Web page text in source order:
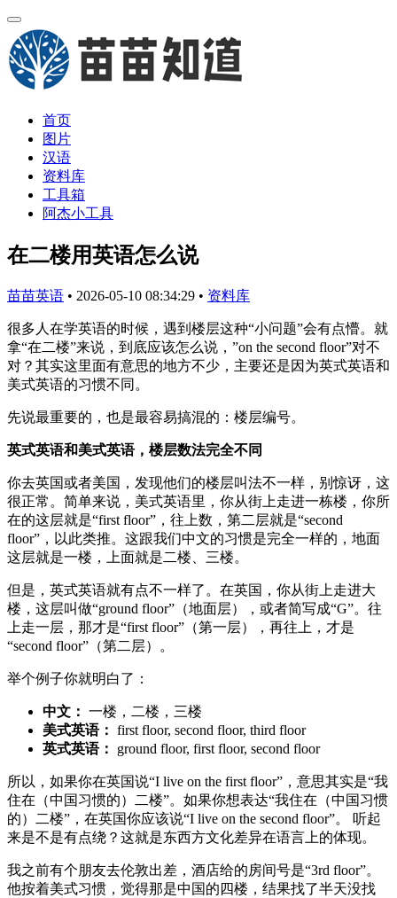
首页
图片
汉语
资料库
工具箱
阿杰小工具
在二楼用英语怎么说
苗苗英语 • 2026-05-10 08:34:29 • 资料库
很多人在学英语的时候，遇到楼层这种“小问题”会有点懵。就
拿“在二楼”来说，到底应该怎么说，”on the second floor”对不
对？其实这里面有意思的地方不少，主要还是因为英式英语和
美式英语的习惯不同。
先说最重要的，也是最容易搞混的：楼层编号。
英式英语和美式英语，楼层数法完全不同
你去英国或者美国，发现他们的楼层叫法不一样，别惊讶，这
很正常。简单来说，美式英语里，你从街上走进一栋楼，你所
在的这层就是“first floor”，往上数，第二层就是“second
floor”，以此类推。这跟我们中文的习惯是完全一样的，地面
这层就是一楼，上面就是二楼、三楼。
但是，英式英语就有点不一样了。在英国，你从街上走进大
楼，这层叫做“ground floor”（地面层），或者简写成“G”。往
上走一层，那才是“first floor”（第一层），再往上，才是
“second floor”（第二层）。
举个例子你就明白了：
中文： 一楼，二楼，三楼
美式英语： first floor, second floor, third floor
英式英语：
ground floor, first floor, second floor
所以，如果你在英国说“I live on the first floor”，意思其实是“我
住在（中国习惯的）二楼”。如果你想表达“我住在（中国习惯
的）二楼”，在英国你应该说“I live on the second floor”。 听起
来是不是有点绕？这就是东西方文化差异在语言上的体现。
我之前有个朋友去伦敦出差，酒店给的房间号是“3rd floor”。
他按着美式习惯，觉得那是中国的四楼，结果找了半天没找